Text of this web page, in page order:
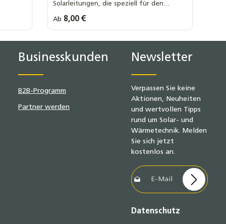
Solarleitungen, die speziell für den
Regulärer Preis:
Ab 8,00 €
Art Wellrohrverschraubung größen:
DN16 x 1/2 Zoll AG
Businesskunden
B2B-Programm
Partner werden
Newsletter
Verpassen Sie keine
Aktionen, Neuheiten
und wertvollen Tipps
rund um Solar- und
Wärmetechnik. Melden
Sie sich jetzt
kostenlos an.
E-Mail-Adresse*
Datenschutz